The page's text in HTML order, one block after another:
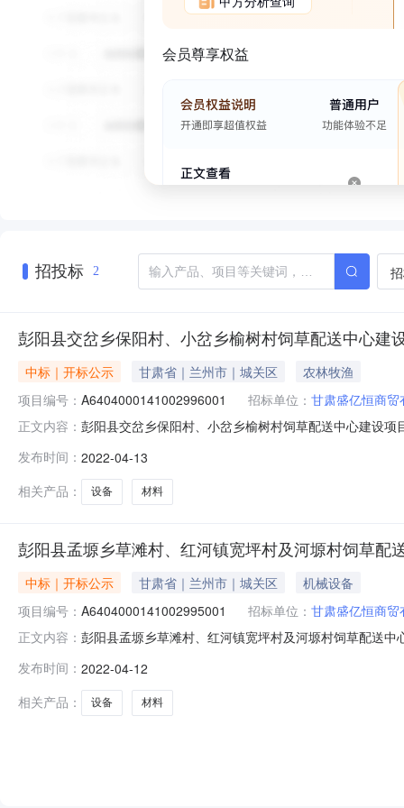
会员尊享权益
招投标 2
彭阳县交岔乡保阳村、小岔乡榆树村饲草配送中心建
中标｜开标公示 甘肃省｜兰州市｜城关区
农林牧渔
项目编号： A6404000141002996001 招标单位： 甘肃盛亿恒商贸
正文内容： 彭阳县交岔乡保阳村、小岔乡榆树村饲草配送中心建设
金科峰农业装备工程有限责任公司;报价:1420000.0元/
发布时间： 2022-04-13
相关产品：
设备 材料
彭阳县孟塬乡草滩村、红河镇宽坪村及河塬村饲草配
中标｜开标公示 甘肃省｜兰州市｜城关区
机械设备
项目编号： A6404000141002995001 招标单位： 甘肃盛亿恒商贸
正文内容： 彭阳县孟塬乡草滩村、红河镇宽坪村及河塬村饲草配送
名称:甘肃金科峰农业装备工程有限责任公司;报价
发布时间： 2022-04-12
相关产品：
设备 材料